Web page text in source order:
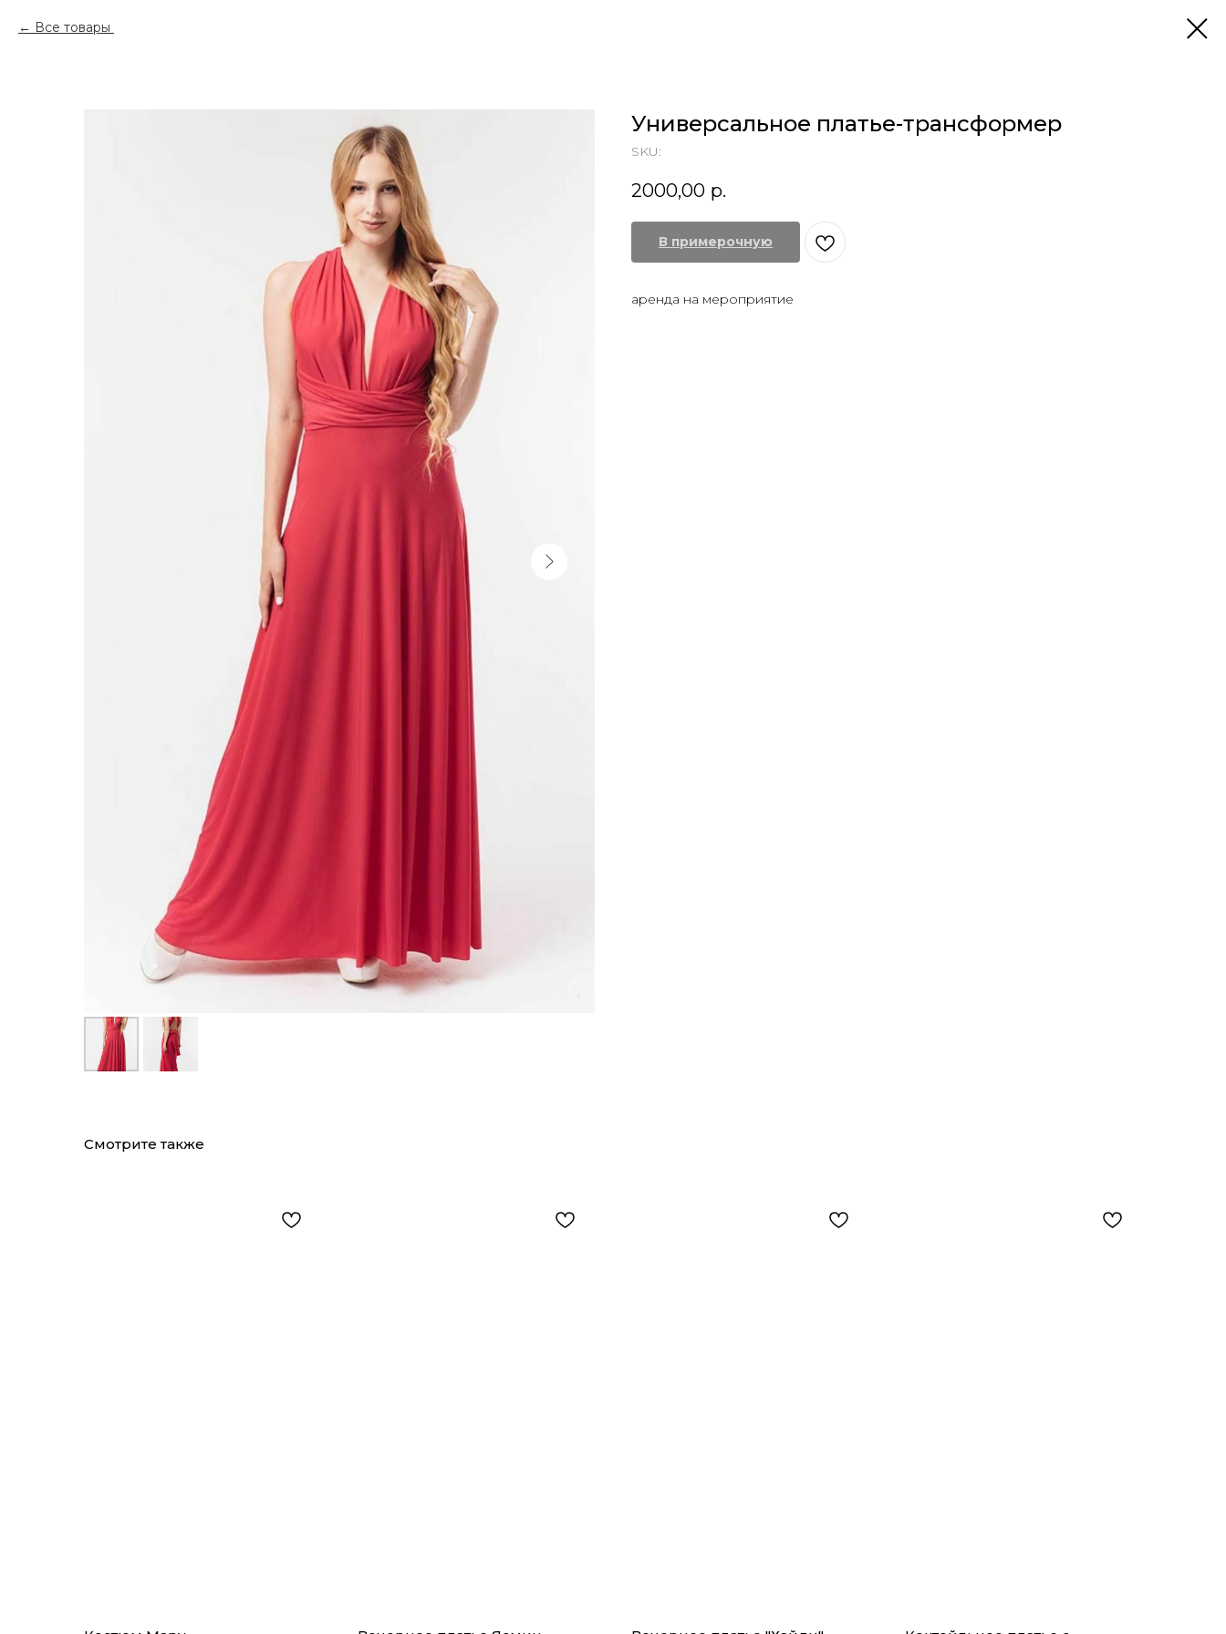
Все товары
Универсальное платье-трансформер
SKU:
2000,00 р.
В примерочную
аренда на мероприятие
Смотрите также